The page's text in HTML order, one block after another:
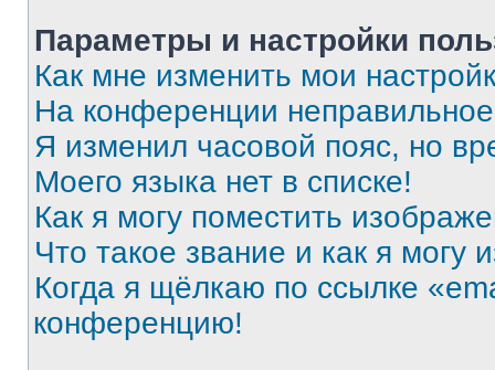
Параметры и настройки
Как мне изменить мои
На конференции
Я изменил часовой пояс, но
Моего языка нет в списке!
Как я могу поместить
Что такое звание и как я могу
Когда я щёлкаю по ссылке
конференцию!